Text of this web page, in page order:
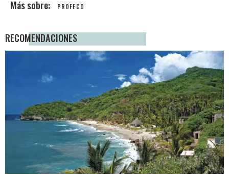
PROFECO
RECOMENDACIONES